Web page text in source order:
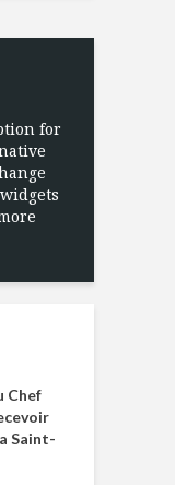
for
Chef
Saint-